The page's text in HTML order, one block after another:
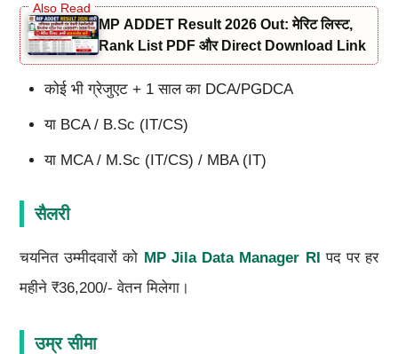
MP ADDET Result 2026 Out: मेरिट लिस्ट,
Rank List PDF और Direct Download Link
कोई भी ग्रेजुएट + 1 साल का DCA/PGDCA
या BCA / B.Sc (IT/CS)
या MCA / M.Sc (IT/CS) / MBA (IT)
सैलरी
चयनित उम्मीदवारों को MP Jila Data Manager RI पद पर हर
महीने ₹36,200/- वेतन मिलेगा।
उम्र सीमा